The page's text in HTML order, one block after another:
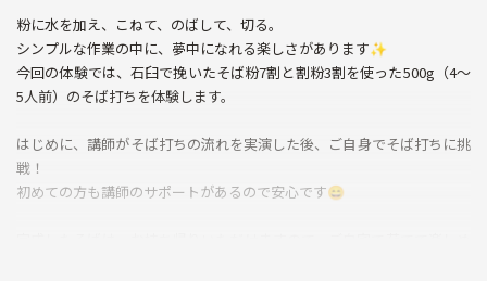
粉に水を加え、こねて、のばして、切る。
シンプルな作業の中に、夢中になれる楽しさがあります✨
今回の体験では、石臼で挽いたそば粉7割と割粉3割を使った500g（4～
5人前）のそば打ちを体験します。
はじめに、講師がそば打ちの流れを実演した後、ご自身でそば打ちに挑
戦！
初めての方も講師のサポートがあるので安心です😄